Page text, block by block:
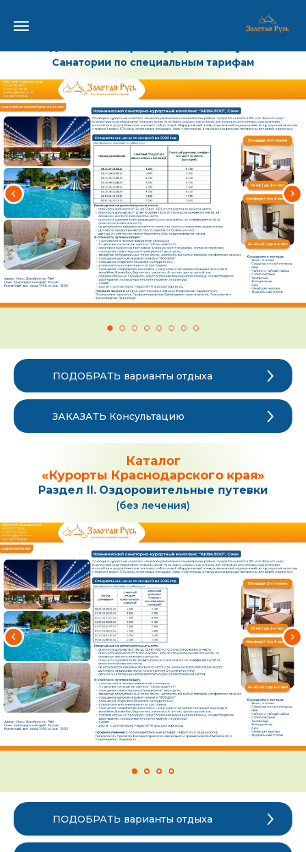
«Курорты Краснодарского края»
Санатории по специальным тарифам
ПОДОБРАТЬ варианты отдыха
ЗАКАЗАТЬ Консультацию
Каталог
«Курорты Краснодарского края»
Раздел II. Оздоровительные путевки
(без лечения)
ПОДОБРАТЬ варианты отдыха